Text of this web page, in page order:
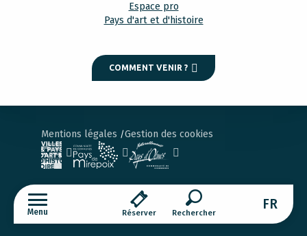
Menu Réserver
Recherche
FR
Espace pro
Pays d'art et d'histoire
COMMENT VENIR ?
Mentions légales Gestion des cookies